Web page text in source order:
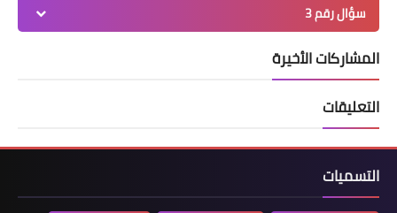
سؤال رقم 3
المشاركات الأخيرة
التعليقات
التسميات